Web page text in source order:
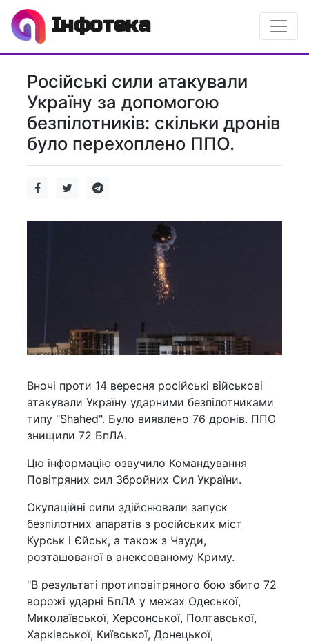
Інфотека
Російські сили атакували
Україну за допомогою
безпілотників: скільки дронів
було перехоплено ППО.
Вночі проти 14 вересня російські військові
атакували Україну ударними безпілотниками
типу "Shahed". Було виявлено 76 дронів. ППО
знищили 72 БпЛА.
Цю інформацію озвучило Командування
Повітряних сил Збройних Сил України.
Окупаційні сили здійснювали запуск
безпілотних апаратів з російських міст
Курськ і Єйськ, а також з Чауди,
розташованої в анексованому Криму.
"В результаті протиповітряного бою збито 72
ворожі ударні БпЛА у межах Одеської,
Миколаївської, Херсонської, Полтавської,
Харківської, Київської, Донецької,